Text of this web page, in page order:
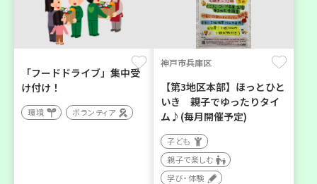
「フードドライブ」集中受
け付け！
環境 ボランティア
神戸市兵庫区
【第3地区本部】ほっとひと
いき 親子でゆったりタイ
ム♪(毎月開催予定)
子ども
親子で楽しむ
学び・体験